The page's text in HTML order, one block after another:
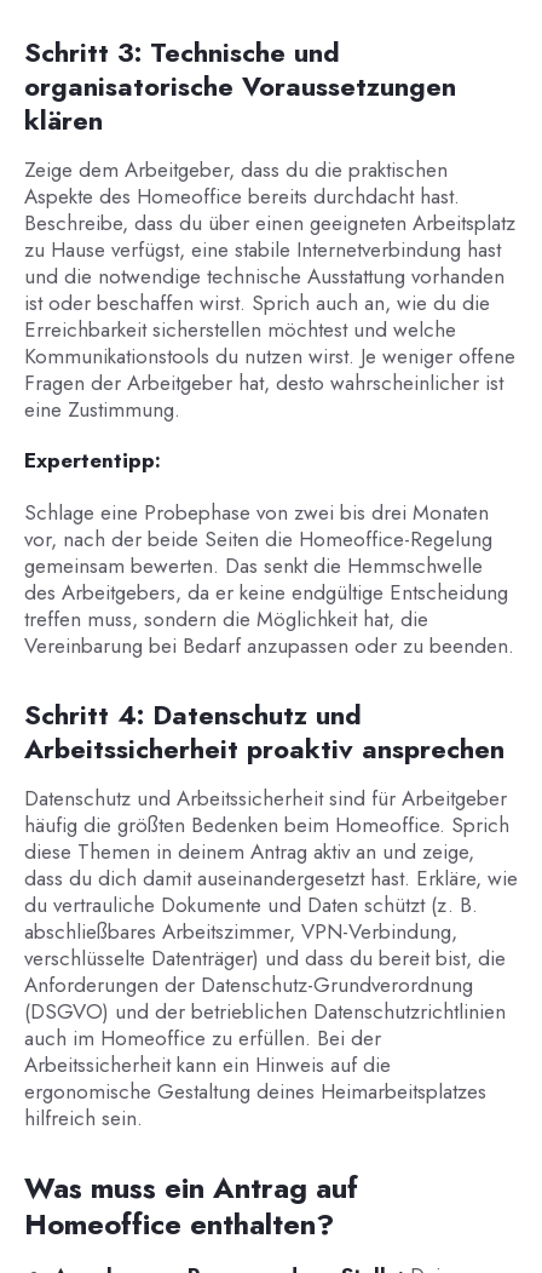
Schritt 3: Technische und
organisatorische Voraussetzungen
klären
Zeige dem Arbeitgeber, dass du die praktischen
Aspekte des Homeoffice bereits durchdacht hast.
Beschreibe, dass du über einen geeigneten Arbeitsplatz
zu Hause verfügst, eine stabile Internetverbindung hast
und die notwendige technische Ausstattung vorhanden
ist oder beschaffen wirst. Sprich auch an, wie du die
Erreichbarkeit sicherstellen möchtest und welche
Kommunikationstools du nutzen wirst. Je weniger offene
Fragen der Arbeitgeber hat, desto wahrscheinlicher ist
eine Zustimmung.
Expertentipp:
Schlage eine Probephase von zwei bis drei Monaten
vor, nach der beide Seiten die Homeoffice-Regelung
gemeinsam bewerten. Das senkt die Hemmschwelle
des Arbeitgebers, da er keine endgültige Entscheidung
treffen muss, sondern die Möglichkeit hat, die
Vereinbarung bei Bedarf anzupassen oder zu beenden.
Schritt 4: Datenschutz und
Arbeitssicherheit proaktiv ansprechen
Datenschutz und Arbeitssicherheit sind für Arbeitgeber
häufig die größten Bedenken beim Homeoffice. Sprich
diese Themen in deinem Antrag aktiv an und zeige,
dass du dich damit auseinandergesetzt hast. Erkläre, wie
du vertrauliche Dokumente und Daten schützt (z. B.
abschließbares Arbeitszimmer, VPN-Verbindung,
verschlüsselte Datenträger) und dass du bereit bist, die
Anforderungen der Datenschutz-Grundverordnung
(DSGVO) und der betrieblichen Datenschutzrichtlinien
auch im Homeoffice zu erfüllen. Bei der
Arbeitssicherheit kann ein Hinweis auf die
ergonomische Gestaltung deines Heimarbeitsplatzes
hilfreich sein.
Was muss ein Antrag auf
Homeoffice enthalten?